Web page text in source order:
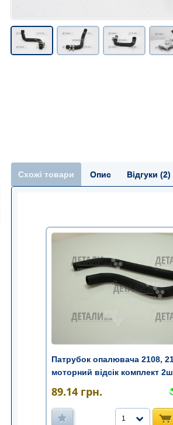
Схожі товари Опис Відгуки (2)
Патрубок опалювача 2108,
моторний відсік комплект
89.14 грн.
1